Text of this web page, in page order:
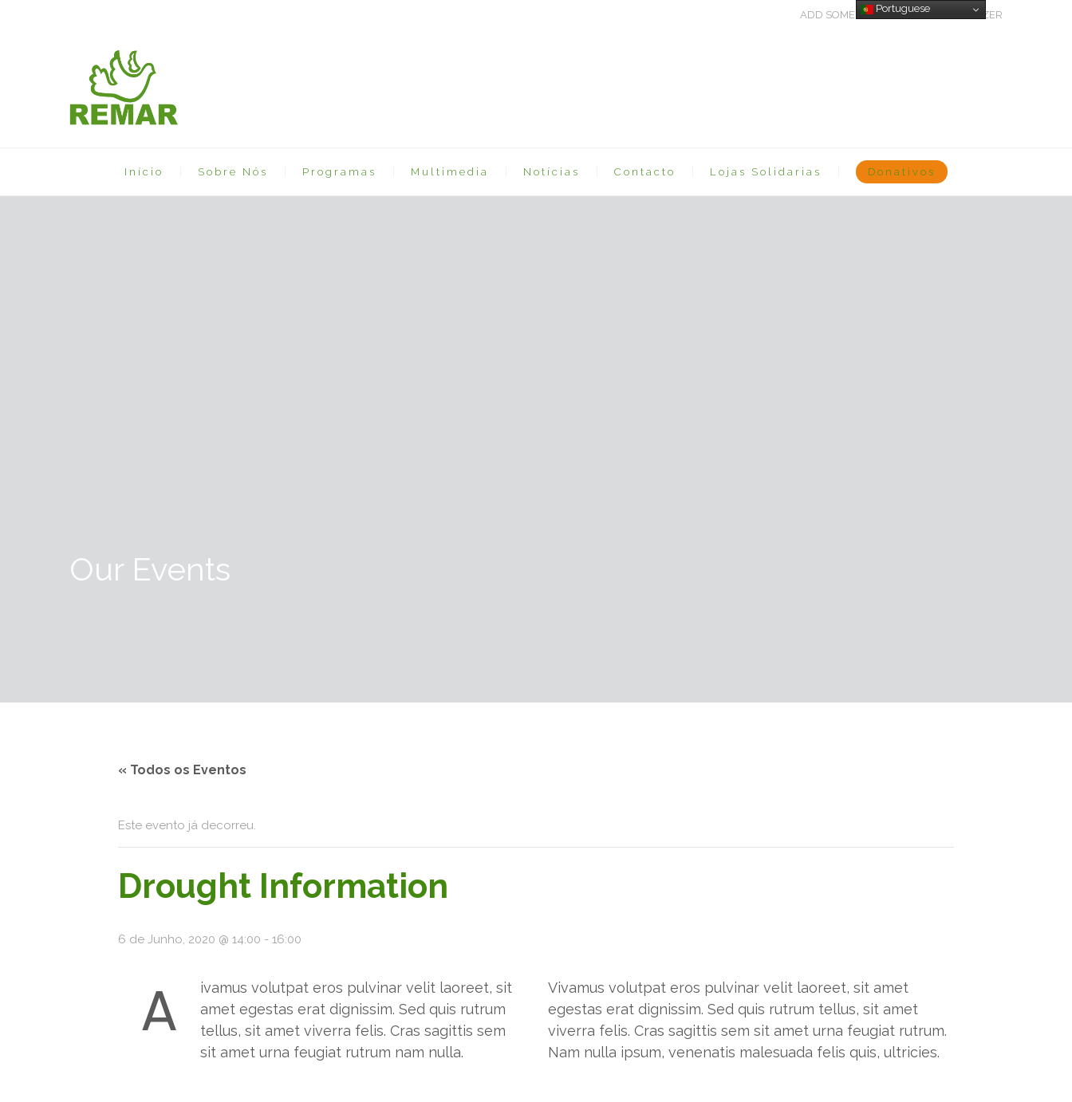
ADD SOME TEXT THROUGH CUSTOMIZER
Início Sobre Nós Programas Multimedia Notícias Contacto Lojas Solidarias Donativos
Our Events
« Todos os Eventos
Este evento já decorreu.
Drought Information
6 de Junho, 2020 @ 14:00 - 16:00
A
ivamus volutpat eros pulvinar velit laoreet, sit
amet egestas erat dignissim. Sed quis rutrum
tellus, sit amet viverra felis. Cras sagittis sem
sit amet urna feugiat rutrum nam nulla.
Vivamus volutpat eros pulvinar velit laoreet, sit amet
egestas erat dignissim. Sed quis rutrum tellus, sit amet
viverra felis. Cras sagittis sem sit amet urna feugiat rutrum.
Nam nulla ipsum, venenatis malesuada felis quis, ultricies.
Portuguese